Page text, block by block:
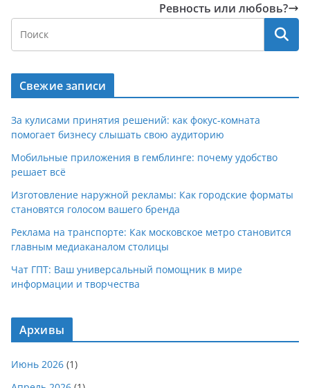
Ревность или любовь?
Свежие записи
За кулисами принятия решений: как фокус-комната
помогает бизнесу слышать свою аудиторию
Мобильные приложения в гемблинге: почему удобство
решает всё
Изготовление наружной рекламы: Как городские форматы
становятся голосом вашего бренда
Реклама на транспорте: Как московское метро становится
главным медиаканалом столицы
Чат ГПТ: Ваш универсальный помощник в мире
информации и творчества
Архивы
Июнь 2026 (1)